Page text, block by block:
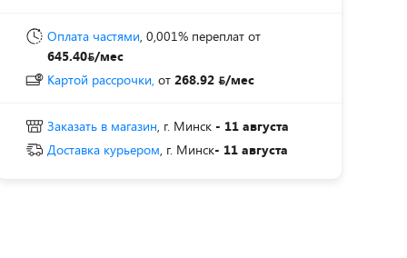
Оплата частями, 0,001% переплат от
645.40 /мес
Картой рассрочки, от 268.92 /мес
Заказать в магазин, г. Минск - 11 августа
Доставка курьером, г. Минск- 11 августа